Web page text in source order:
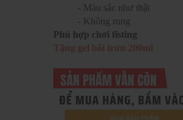
- Màu sắc như thật
- Không rung
Phù hợp chơi fisting
Tặng gel bôi trơn 200ml